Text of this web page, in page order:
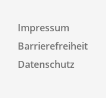
Impressum
Barrierefreiheit
Datenschutz